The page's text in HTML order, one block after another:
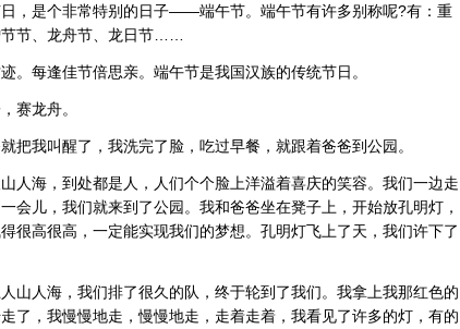
，是个非常特别的日子——端午节。端午节有许多别称呢?有：重
节、龙舟节、龙日节……
。每逢佳节倍思亲。端午节是我国汉族的传统节日。
赛龙舟。
把我叫醒了，我洗完了脸，吃过早餐，就跟着爸爸到公园。
人海，到处都是人，人们个个脸上洋溢着喜庆的笑容。我们一边走
会儿，我们就来到了公园。我和爸爸坐在凳子上，开始放孔明灯，
很高很高，一定能实现我们的梦想。孔明灯飞上了天，我们许下了
山人海，我们排了很久的队，终于轮到了我们。我拿上我那红色的
了，我慢慢地走，慢慢地走，走着走着，我看见了许多的灯，有的